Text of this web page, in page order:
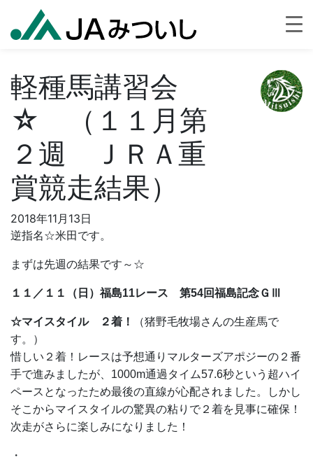
軽種馬講習会
☆ （１１月第
２週 ＪＲＡ重
賞競走結果）
2018年11月13日
逆指名☆米田です。
まずは先週の結果です～☆
１１／１１（日）福島11レース 第54回福島記念ＧⅢ
☆マイスタイル ２着！
（猪野毛牧場さんの生産馬で
す。）
惜しい２着！レースは予想通りマルターズアポジーの２番
手で進みましたが、1000m通過タイム57.6秒という超ハイ
ペースとなったため最後の直線が心配されました。しかし
そこからマイスタイルの驚異の粘りで２着を見事に確保！
次走がさらに楽しみになりました！
・